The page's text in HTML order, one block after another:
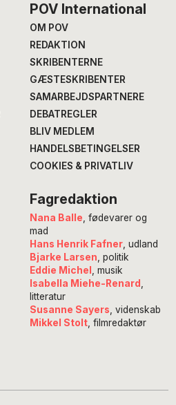
POV International
OM POV
REDAKTION
SKRIBENTERNE
GÆSTESKRIBENTER
SAMARBEJDSPARTNERE
DEBATREGLER
BLIV MEDLEM
HANDELSBETINGELSER
COOKIES & PRIVATLIV
Fagredaktion
Nana Balle, fødevarer og
mad
Hans Henrik Fafner, udland
Bjarke Larsen, politik
Eddie Michel , musik
Isabella Miehe-Renard ,
litteratur
Susanne Sayers, videnskab
Mikkel Stolt, filmredaktør